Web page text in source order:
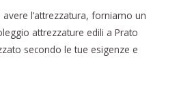
l’attrezzatura, forniamo un
attrezzature edili a Prato
secondo le tue esigenze e